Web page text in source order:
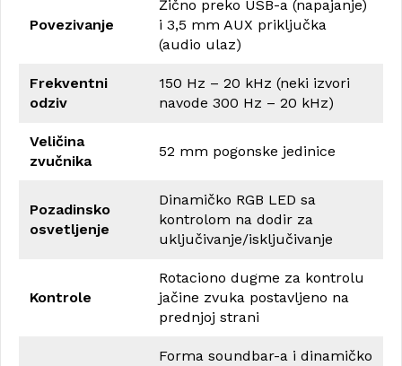
Povezivanje
Žično preko USB-a (napajanje)
i 3,5 mm AUX priključka
(audio ulaz)
Frekventni
odziv
150 Hz – 20 kHz (neki izvori
navode 300 Hz – 20 kHz)
Veličina
zvučnika
52 mm pogonske jedinice
Pozadinsko
osvetljenje
Dinamičko RGB LED sa
kontrolom na dodir za
uključivanje/isključivanje
Kontrole
Rotaciono dugme za kontrolu
jačine zvuka postavljeno na
prednjoj strani
Forma soundbar-a i dinamičko